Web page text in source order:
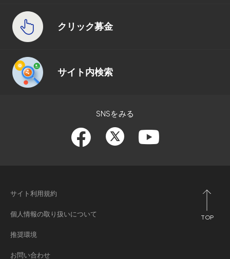
クリック募金
サイト内検索
SNSをみる
サイト利用規約
個人情報の取り扱いについて
推奨環境
お問い合わせ
TOP